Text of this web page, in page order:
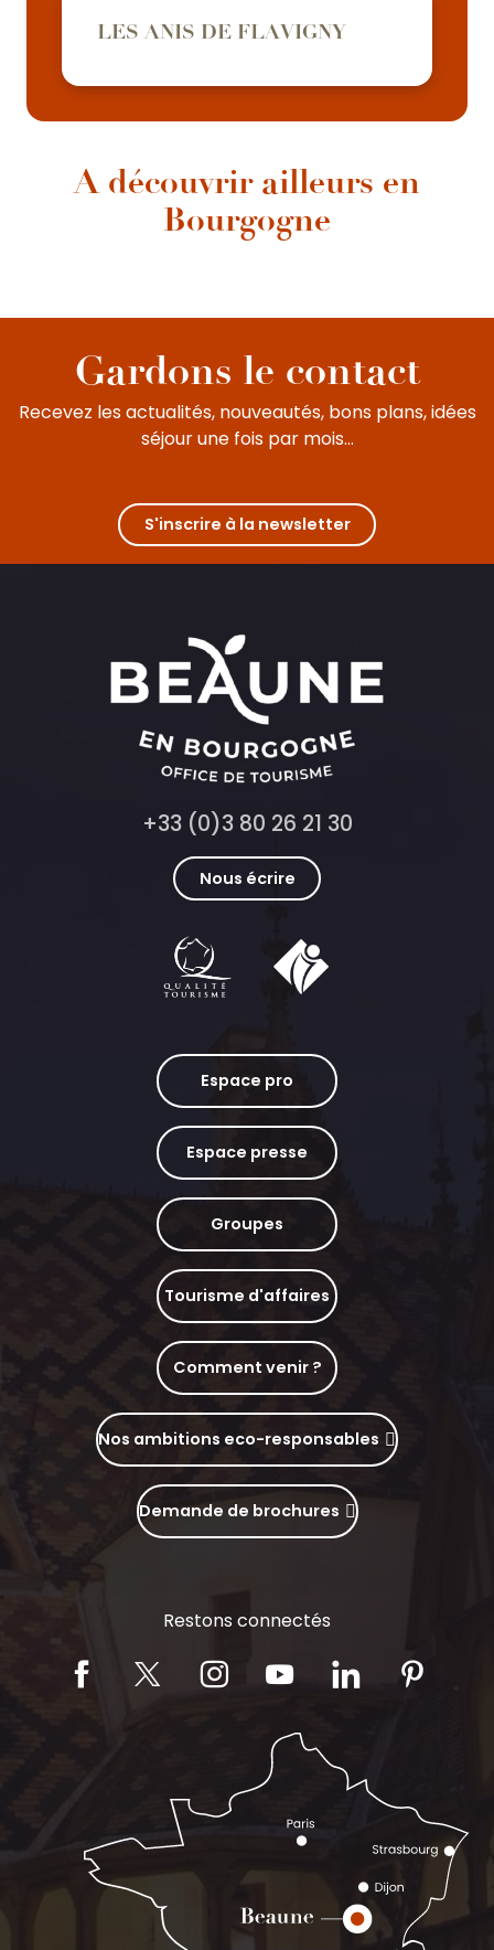
LES ANIS DE FLAVIGNY
A découvrir ailleurs en
Bourgogne
culture. Les voix du monde...
la Côte de Beaune et les Hautes-Côtes de...
Beaune, pour se souvenir des bonnes...
Gardons le contact
Recevez les actualités, nouveautés, bons plans, idées
séjour une fois par mois...
S'inscrire à la newsletter
+33 (0)3 80 26 21 30
Nous écrire
Espace pro
Espace presse
Groupes
Tourisme d'affaires
Comment venir ?
Nos ambitions eco-responsables
Demande de brochures
Restons connectés